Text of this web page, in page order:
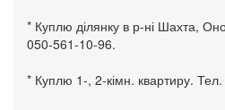
* Куплю ділянку в р-ні Шахта,
050-561-10-96.
* Куплю 1-, 2-кімн. квартиру.